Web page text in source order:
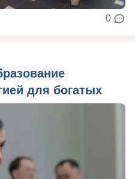
0
для богатых